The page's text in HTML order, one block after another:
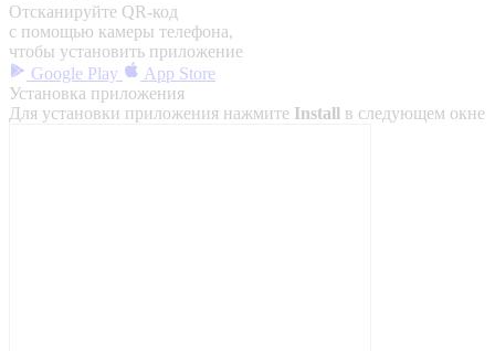
Отсканируйте QR-код
с помощью камеры телефона,
чтобы установить приложение
Google Play
App Store
Установка приложения
Для установки приложения нажмите Install в следующем окне